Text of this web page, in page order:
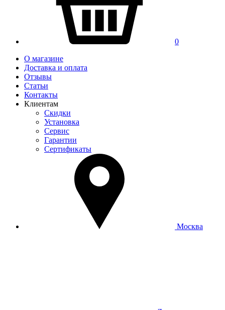
0
О магазине
Доставка и оплата
Отзывы
Статьи
Контакты
Клиентам
Скидки
Установка
Сервис
Гарантии
Сертификаты
Москва